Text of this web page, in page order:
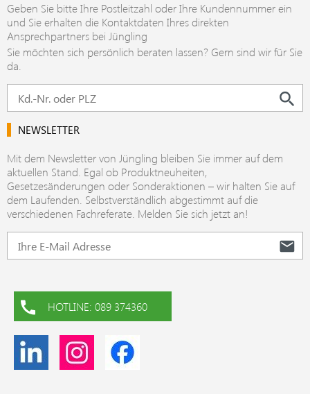
Geben Sie bitte Ihre Postleitzahl oder Ihre Kundennummer ein
und Sie erhalten die Kontaktdaten Ihres direkten
Ansprechpartners bei Jüngling
Sie möchten sich persönlich beraten lassen? Gern sind wir für Sie
da.
NEWSLETTER
Mit dem Newsletter von Jüngling bleiben Sie immer auf dem
aktuellen Stand. Egal ob Produktneuheiten,
Gesetzesänderungen oder Sonderaktionen – wir halten Sie auf
dem Laufenden. Selbstverständlich abgestimmt auf die
verschiedenen Fachreferate. Melden Sie sich jetzt an!
HOTLINE: 089 374360